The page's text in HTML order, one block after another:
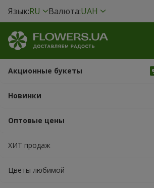
Язык:RU Валюта:UAH
Акционные букеты
Новинки
Оптовые цены
ХИТ продаж
Цветы любимой